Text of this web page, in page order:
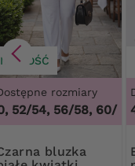
NOWOŚĆ
rozmiary
54, 56/58, 60/62 ,